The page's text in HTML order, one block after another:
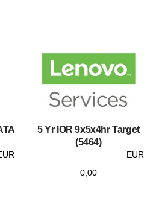
5 Yr IOR 9x5x4hr Target
(5464)
EUR
0,00